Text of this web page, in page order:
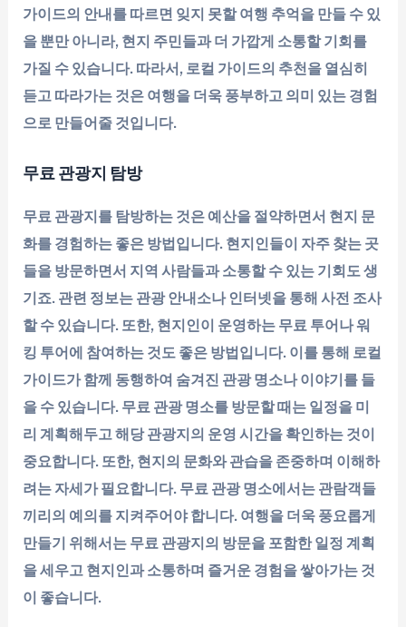
가이드의 안내를 따르면 잊지 못할 여행 추억을 만들 수 있
을 뿐만 아니라, 현지 주민들과 더 가깝게 소통할 기회를
가질 수 있습니다. 따라서, 로컬 가이드의 추천을 열심히
듣고 따라가는 것은 여행을 더욱 풍부하고 의미 있는 경험
으로 만들어줄 것입니다.
무료 관광지 탐방
무료 관광지를 탐방하는 것은 예산을 절약하면서 현지 문
화를 경험하는 좋은 방법입니다. 현지인들이 자주 찾는 곳
들을 방문하면서 지역 사람들과 소통할 수 있는 기회도 생
기죠. 관련 정보는 관광 안내소나 인터넷을 통해 사전 조사
할 수 있습니다. 또한, 현지인이 운영하는 무료 투어나 워
킹 투어에 참여하는 것도 좋은 방법입니다. 이를 통해 로컬
가이드가 함께 동행하여 숨겨진 관광 명소나 이야기를 들
을 수 있습니다. 무료 관광 명소를 방문할 때는 일정을 미
리 계획해두고 해당 관광지의 운영 시간을 확인하는 것이
중요합니다. 또한, 현지의 문화와 관습을 존중하며 이해하
려는 자세가 필요합니다. 무료 관광 명소에서는 관람객들
끼리의 예의를 지켜주어야 합니다. 여행을 더욱 풍요롭게
만들기 위해서는 무료 관광지의 방문을 포함한 일정 계획
을 세우고 현지인과 소통하며 즐거운 경험을 쌓아가는 것
이 좋습니다.